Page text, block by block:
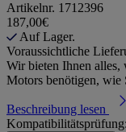
Artikelnr. 1712396
187,00€
Auf Lager.
Voraussichtliche
Wir bieten Ihnen alles,
Motors benötigen, wie
Beschreibung lesen
Kompatibilitätsprüfung: